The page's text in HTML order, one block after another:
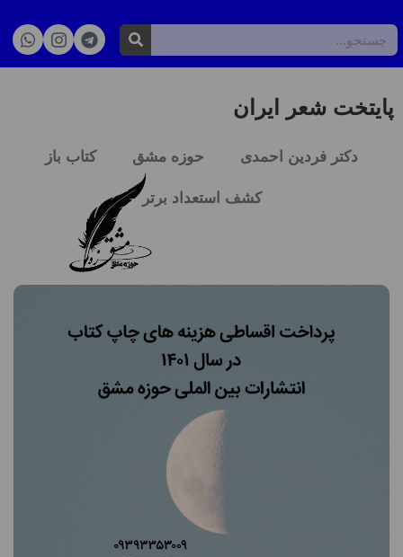
پایتخت شعر ایران
دکتر فردین احمدی حوزه مشق کتاب باز
کشف استعداد برتر